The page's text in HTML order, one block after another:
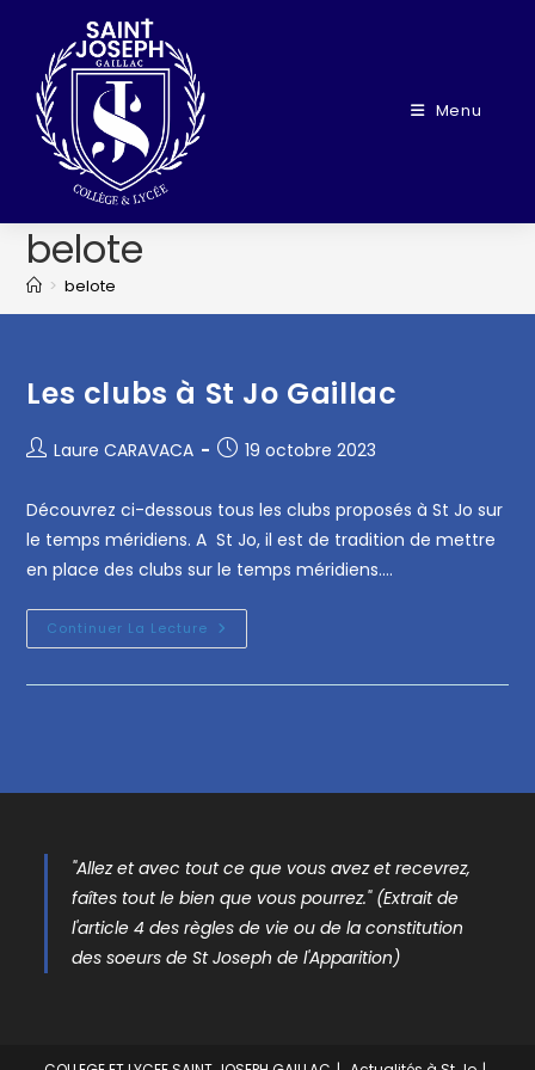
Menu
belote
> belote
Les clubs à St Jo Gaillac
Laure CARAVACA 19 octobre 2023
Découvrez ci-dessous tous les clubs proposés à St Jo sur
le temps méridiens. A St Jo, il est de tradition de mettre
en place des clubs sur le temps méridiens.…
Continuer La Lecture
"Allez et avec tout ce que vous avez et recevrez,
faîtes tout le bien que vous pourrez." (Extrait de
l'article 4 des règles de vie ou de la constitution
des soeurs de St Joseph de l'Apparition)